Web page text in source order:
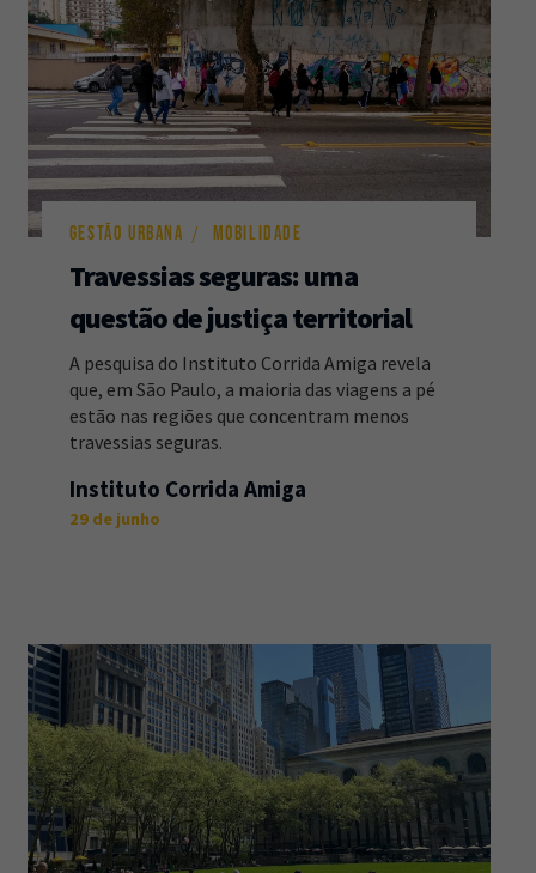
GESTÃO URBANA MOBILIDADE
Travessias seguras: uma
questão de justiça territorial
A pesquisa do Instituto Corrida Amiga revela
que, em São Paulo, a maioria das viagens a pé
estão nas regiões que concentram menos
travessias seguras.
Instituto Corrida Amiga
29 de junho